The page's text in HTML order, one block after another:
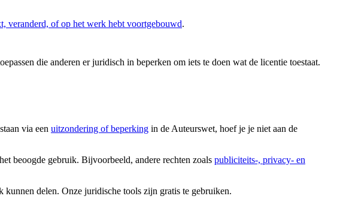
veranderd, of op het werk hebt voortgebouwd.
die anderen er juridisch in beperken om iets te doen wat de licentie toestaat.
via een uitzondering of beperking in de Auteurswet, hoef je je niet aan de
beoogde gebruik. Bijvoorbeeld, andere rechten zoals publiciteits-, privacy- en
kunnen delen. Onze juridische tools zijn gratis te gebruiken.